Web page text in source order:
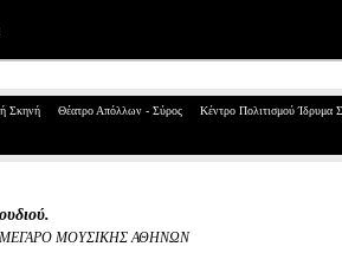
Σκηνή Θέατρο Απόλλων - Σύρος Κέντρο Πολιτισμού Ίδρυμα
ΜΕΓΑΡΟ ΜΟΥΣΙΚΗΣ ΑΘΗΝΩΝ